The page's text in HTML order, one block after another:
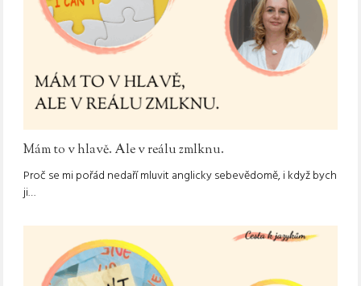
Mám to v hlavě. Ale v reálu zmlknu.
Proč se mi pořád nedaří mluvit anglicky sebevědomě, i když bych
ji…